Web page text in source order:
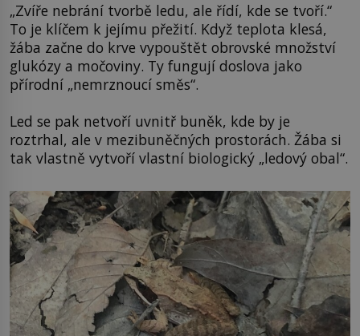
„Zvíře nebrání tvorbě ledu, ale řídí, kde se tvoří.“
To je klíčem k jejímu přežití. Když teplota klesá,
žába začne do krve vypouštět obrovské množství
glukózy a močoviny. Ty fungují doslova jako
přírodní „nemrznoucí směs“.
Led se pak netvoří uvnitř buněk, kde by je
roztrhal, ale v mezibuněčných prostorách. Žába si
tak vlastně vytvoří vlastní biologický „ledový obal“.